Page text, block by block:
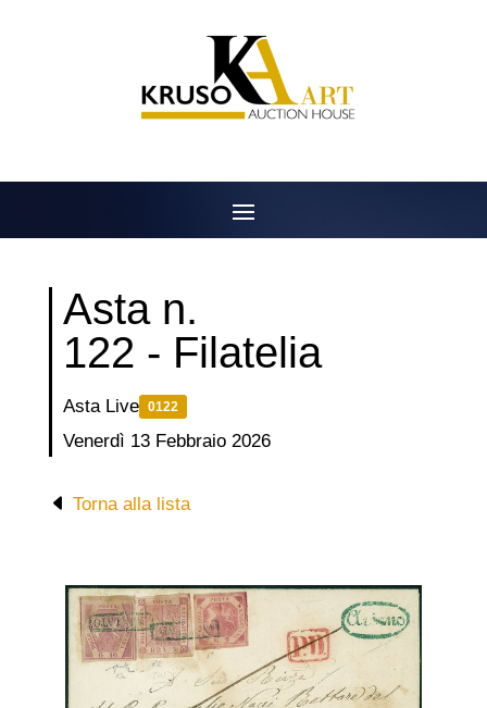
Asta n.
122 - Filatelia
Asta Live 0122
Venerdì 13 Febbraio 2026
Torna alla lista